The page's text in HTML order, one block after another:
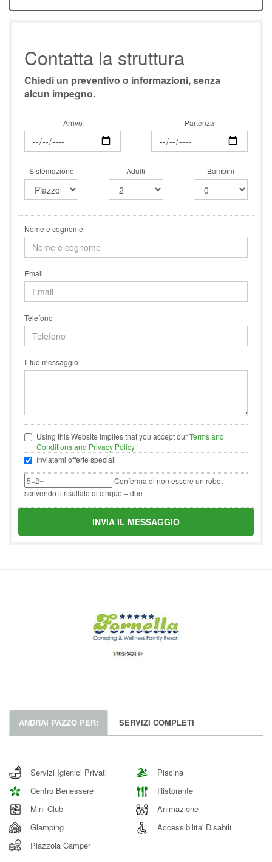
Contatta la struttura
Chiedi un preventivo o informazioni, senza
alcun impegno.
Arrivo Partenza
Sistemazione Adulti Bambini
Nome e cognome
Email
Telefono
Il tuo messaggio
Using this Website implies that you accept ourTerms and
Conditions and Privacy Policy
Inviatemi offerte speciali
Conferma di non essere un robot
scrivendo il risultato di cinque + due
INVIA IL MESSAGGIO
ANDRAI PAZZO PER: SERVIZI COMPLETI
Servizi Igienici Privati
Piscina
Centro Benessere
Ristorante
Mini Club
Animazione
Glamping
Accessibilita' Disabili
Piazzola Camper